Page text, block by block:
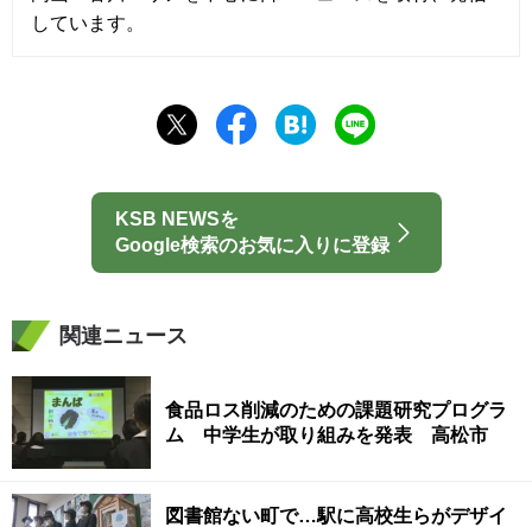
しています。
KSB NEWSを
Google検索のお気に入りに登録
関連ニュース
食品ロス削減のための課題研究プログラ
ム 中学生が取り組みを発表 高松市
図書館ない町で…駅に高校生らがデザイ